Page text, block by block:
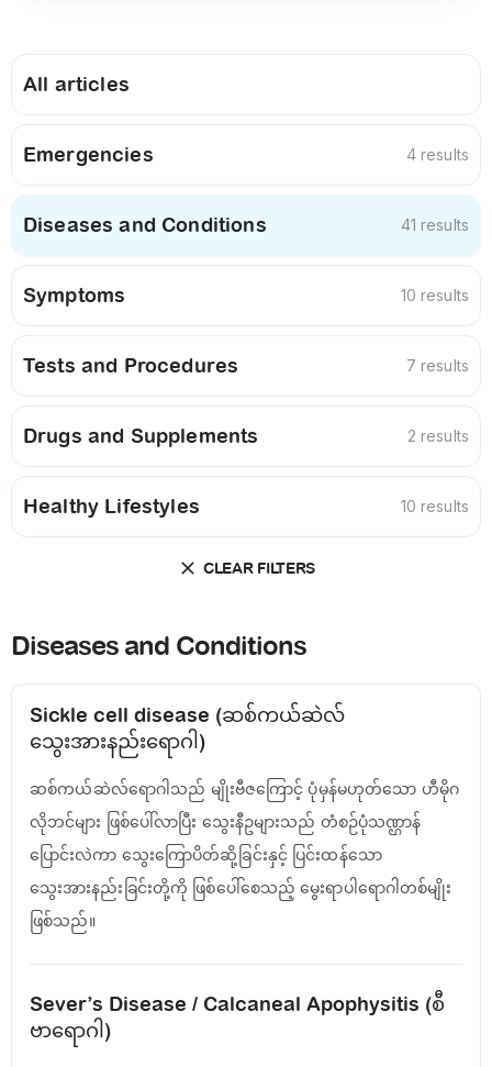
All articles
Emergencies 4 results
Diseases and Conditions 41 results
Symptoms 10 results
Tests and Procedures 7 results
Drugs and Supplements 2 results
Healthy Lifestyles 10 results
CLEAR FILTERS
Diseases and Conditions
Sickle cell disease (ဆစ်ကယ်ဆဲလ်
သွေးအားနည်းရောဂါ)
ဆစ်ကယ်ဆဲလ်ရောဂါသည် မျိုးဗီဇကြောင့် ပုံမှန်မဟုတ်သော ဟီမိုဂ
လိုဘင်များ ဖြစ်ပေါ်လာပြီး သွေးနီဥများသည် တံစဉ်ပုံသဏ္ဌာန်
ပြောင်းလဲကာ သွေးကြောပိတ်ဆို့ခြင်းနှင့် ပြင်းထန်သော
သွေးအားနည်းခြင်းတို့ကို ဖြစ်ပေါ်စေသည့် မွေးရာပါရောဂါတစ်မျိုး
ဖြစ်သည်။
Sever’s Disease / Calcaneal Apophysitis (စီ
ဗာရောဂါ)